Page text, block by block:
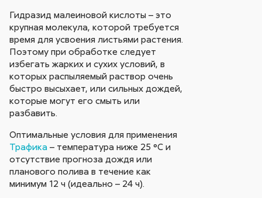
Гидразид малеиновой кислоты – это
крупная молекула, которой требуется
время для усвоения листьями растения.
Поэтому при обработке следует
избегать жарких и сухих условий, в
которых распыляемый раствор очень
быстро высыхает, или сильных дождей,
которые могут его смыть или
разбавить.
Оптимальные условия для применения
Трафика – температура ниже 25 °C и
отсутствие прогноза дождя или
планового полива в течение как
минимум 12 ч (идеально – 24 ч).